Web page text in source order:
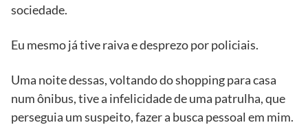
sociedade.
Eu mesmo já tive raiva e desprezo por policiais.
Uma noite dessas, voltando do shopping para casa
num ônibus, tive a infelicidade de uma patrulha, que
perseguia um suspeito, fazer a busca pessoal em mim.